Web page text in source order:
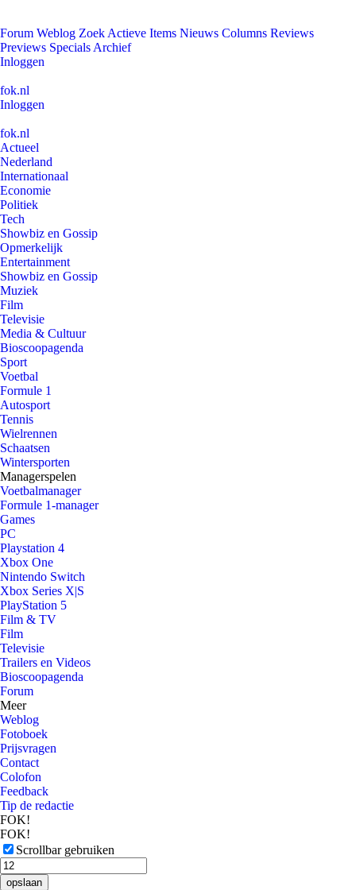
Forum Weblog Zoek Actieve Items Nieuws Columns Reviews
Previews Specials Archief
Inloggen
fok.nl
Inloggen
fok.nl
Actueel
Nederland
Internationaal
Economie
Politiek
Tech
Showbiz en Gossip
Opmerkelijk
Entertainment
Showbiz en Gossip
Muziek
Film
Televisie
Media & Cultuur
Bioscoopagenda
Sport
Voetbal
Formule 1
Autosport
Tennis
Wielrennen
Schaatsen
Wintersporten
Managerspelen
Voetbalmanager
Formule 1-manager
Games
PC
Playstation 4
Xbox One
Nintendo Switch
Xbox Series X|S
PlayStation 5
Film & TV
Film
Televisie
Trailers en Videos
Bioscoopagenda
Forum
Meer
Weblog
Fotoboek
Prijsvragen
Contact
Colofon
Feedback
Tip de redactie
FOK!
FOK!
Scrollbar gebruiken
opslaan